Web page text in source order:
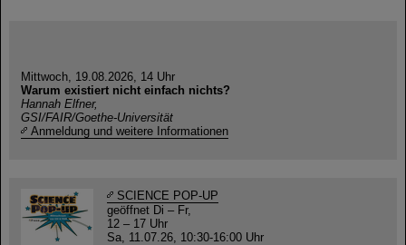
Mittwoch, 19.08.2026, 14 Uhr
Warum existiert nicht einfach nichts?
Hannah Elfner,
GSI/FAIR/Goethe-Universität
Anmeldung und weitere Informationen
SCIENCE POP-UP
geöffnet Di – Fr,
12 – 17 Uhr
Sa, 11.07.26, 10:30-16:00 Uhr